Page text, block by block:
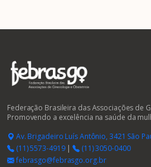
Federação Brasileira das Associações de
Promovendo a excelência na saúde da
Av. Brigadeiro Luís Antônio, 3421 São
(11) 5573-4919|
(11) 3050-0400
febrasgo@febrasgo.org.br